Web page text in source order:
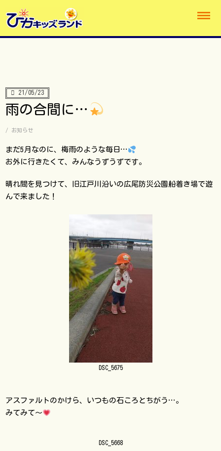
21/05/23
雨の合間に…
/ お知らせ
まだ5月なのに、梅雨のような毎日…
お外に行きたくて、みんなうずうずです。
晴れ間を見つけて、旧江戸川沿いの広尾防災公園船着き場で遊
んで来ました！
DSC_5675
アスファルトのかけら、いつもの石ころとちがう…。
みてみて～
DSC_5668